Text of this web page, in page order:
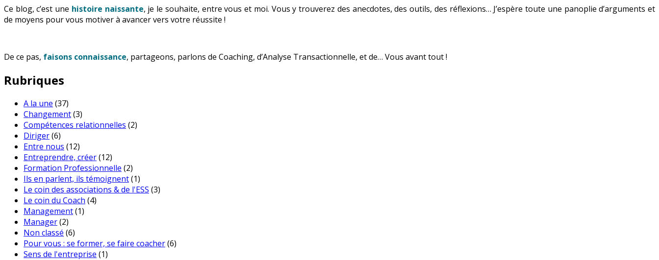
Ce blog, c’est une histoire naissante, je le souhaite, entre vous et moi. Vous y trouverez des anecdotes, des outils, des réflexions… J’espère toute une panoplie d’arguments et
de moyens pour vous motiver à avancer vers votre réussite !
De ce pas, faisons connaissance, partageons, parlons de Coaching, d’Analyse Transactionnelle, et de… Vous avant tout !
Rubriques
A la une (37)
Changement(3)
Compétences relationnelles (2)
Diriger(6)
Entre nous (12)
Entreprendre, créer(12)
Formation Professionnelle (2)
Ils en parlent, ils témoignent(1)
Le coin des associations & de l'ESS (3)
Le coin du Coach (4)
Management(1)
Manager(2)
Non classé (6)
Pour vous : se former, se faire coacher(6)
Sens de l'entreprise (1)